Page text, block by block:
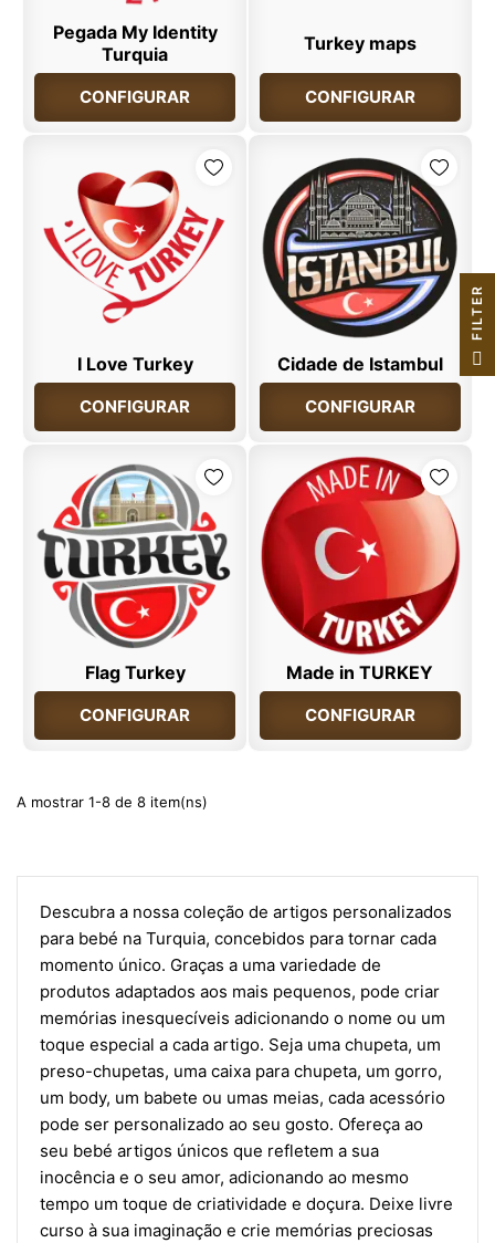
Pegada My Identity
Turquia
CONFIGURAR
Turkey maps
CONFIGURAR
I Love Turkey
CONFIGURAR
Cidade de Istambul
CONFIGURAR
Flag Turkey
CONFIGURAR
Made in TURKEY
CONFIGURAR
A mostrar 1-8 de 8 item(ns)
Descubra a nossa coleção de artigos personalizados
para bebé na Turquia, concebidos para tornar cada
momento único. Graças a uma variedade de
produtos adaptados aos mais pequenos, pode criar
memórias inesquecíveis adicionando o nome ou um
toque especial a cada artigo. Seja uma chupeta, um
preso-chupetas, uma caixa para chupeta, um gorro,
um body, um babete ou umas meias, cada acessório
pode ser personalizado ao seu gosto. Ofereça ao
seu bebé artigos únicos que refletem a sua
inocência e o seu amor, adicionando ao mesmo
tempo um toque de criatividade e doçura. Deixe livre
curso à sua imaginação e crie memórias preciosas
R